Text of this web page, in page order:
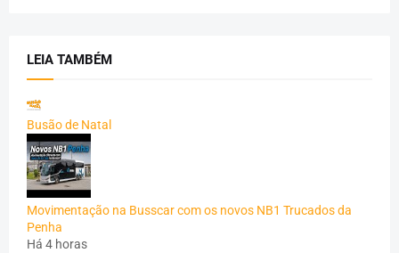
LEIA TAMBÉM
Busão de Natal
Movimentação na Busscar com os novos NB1 Trucados da
Penha
Há 4 horas